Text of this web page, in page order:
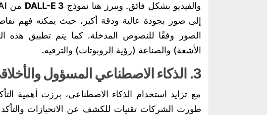
والفيديو بشكل فائق. ويبرز هنا نموذج DALL-E 3
إلى صور بجودة عالية ودقة أكبر، حيث يمكنه فهم
الصور وفقًا للنصوص المدخلة. كما يتم تطبيق هذه
الأشعة) والصناعة (رؤية الروبوتات) والترفيه.
3. الذكاء الاصطناعي المسؤول
مع تزايد استخدام الذكاء الاصطناعي، برزت أهمية
طورت الشركات تقنيات للكشف عن الانحيازات